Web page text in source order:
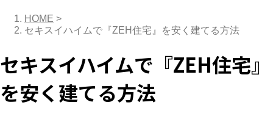
HOME >
セキスイハイムで『ZEH住宅』を安く建てる方法
セキスイハイムで『ZEH住宅』
を安く建てる方法